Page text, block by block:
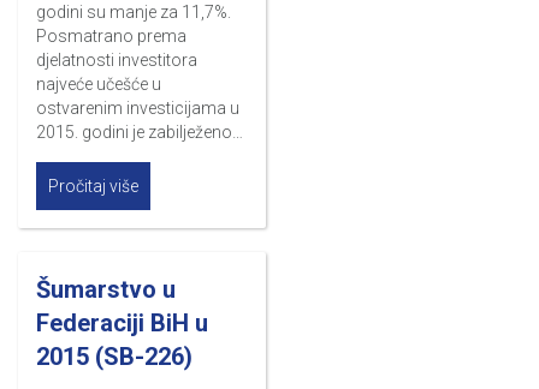
godini su manje za 11,7%.
Posmatrano prema
djelatnosti investitora
najveće učešće u
ostvarenim investicijama u
2015. godini je zabilježeno…
Pročitaj više
Šumarstvo u
Federaciji BiH u
2015 (SB-226)